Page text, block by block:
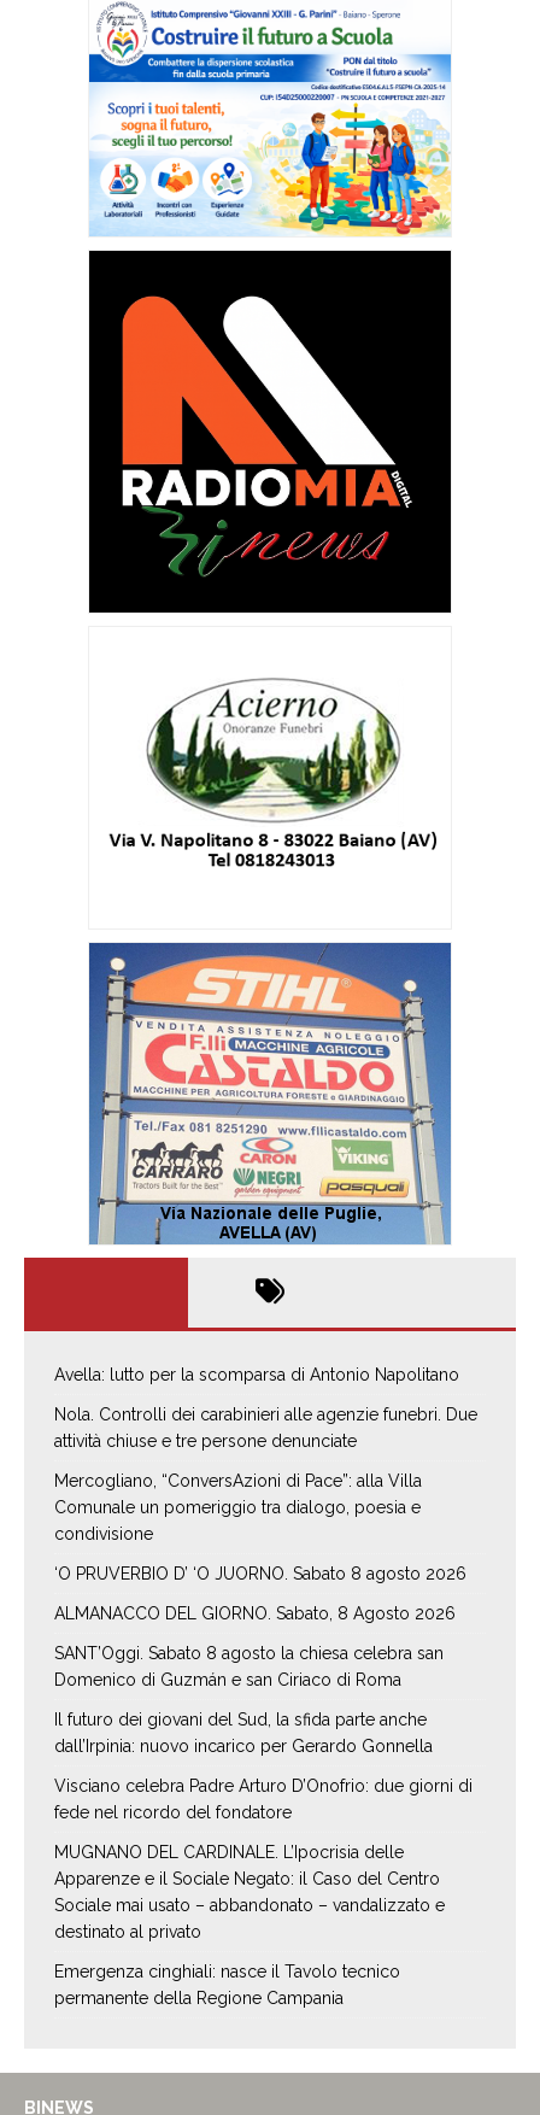
Avella: lutto per la scomparsa di Antonio Napolitano
Nola. Controlli dei carabinieri alle agenzie funebri. Due
attività chiuse e tre persone denunciate
Mercogliano, “ConversAzioni di Pace”: alla Villa
Comunale un pomeriggio tra dialogo, poesia e
condivisione
‘O PRUVERBIO D’ ‘O JUORNO. Sabato 8 agosto 2026
ALMANACCO DEL GIORNO. Sabato, 8 Agosto 2026
SANT’Oggi. Sabato 8 agosto la chiesa celebra san
Domenico di Guzmán e san Ciriaco di Roma
Il futuro dei giovani del Sud, la sfida parte anche
dall’Irpinia: nuovo incarico per Gerardo Gonnella
Visciano celebra Padre Arturo D’Onofrio: due giorni di
fede nel ricordo del fondatore
MUGNANO DEL CARDINALE. L’Ipocrisia delle
Apparenze e il Sociale Negato: il Caso del Centro
Sociale mai usato – abbandonato – vandalizzato e
destinato al privato
Emergenza cinghiali: nasce il Tavolo tecnico
permanente della Regione Campania
BINEWS